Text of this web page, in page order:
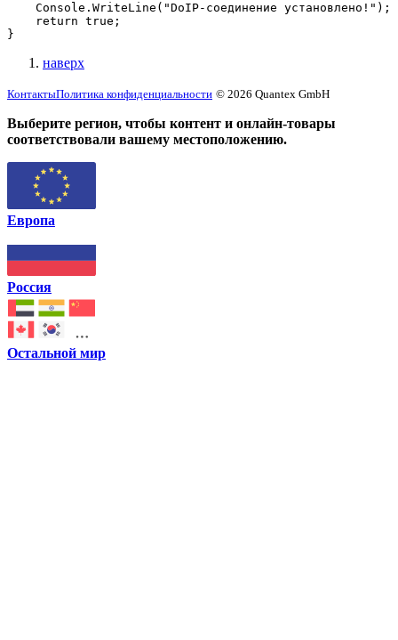
    Console.WriteLine("DoIP-соединение установлено!");
    return true;
}
наверх
КонтактыПолитика конфиденциальности © 2026 Quantex GmbH
Выберите регион, чтобы контент и онлайн-товары
соответствовали вашему местоположению.
Европа
Россия
Остальной мир